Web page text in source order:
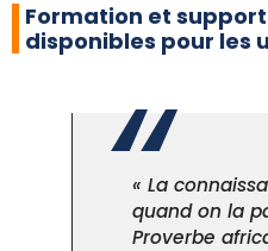
Formation et
disponibles pour les
« La
quand on la
Proverbe